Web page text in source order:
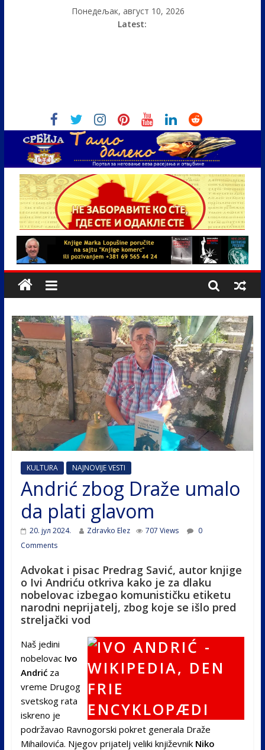
Понедељак, август 10, 2026
Latest:
KULTURA NAJNOVIJE VESTI
Andrić zbog Draže umalo
da plati glavom
20. јул 2024. Zdravko Elez 707 Views
0
Comments
Advokat i pisac Predrag Savić, autor knjige
o Ivi Andriću otkriva kako je za dlaku
nobelovac izbegao komunističku etiketu
narodni neprijatelj, zbog koje se išlo pred
streljački vod
Naš jedini
nobelovacIvo
Andrićza
vreme Drugog
svetskog rata
iskreno je
podržavao Ravnogorski pokret generala Draže
Mihailovića. Njegov prijatelj veliki književnik Niko